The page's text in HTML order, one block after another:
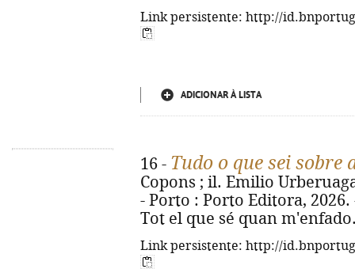
Link persistente: http://
ADICIONAR À LISTA
16 - Tudo o que sei sobre
Copons ; il. Emilio
- Porto : Porto Editora,
Tot el que sé quan
Link persistente: http://